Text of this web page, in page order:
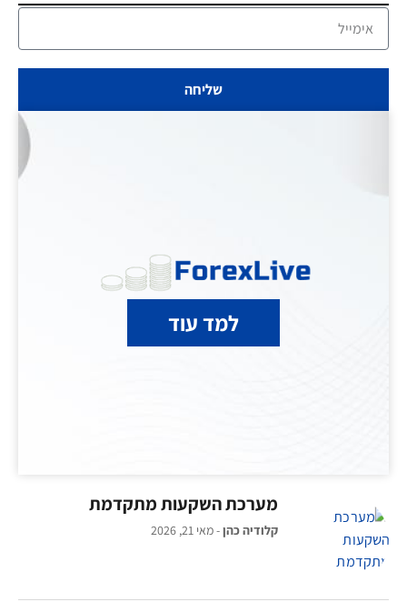
שליחה
למד עוד
מערכת השקעות מתקדמת
קלודיה כהן מאי 21, 2026